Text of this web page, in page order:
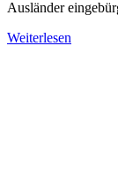
Ausländer
Weiterlesen